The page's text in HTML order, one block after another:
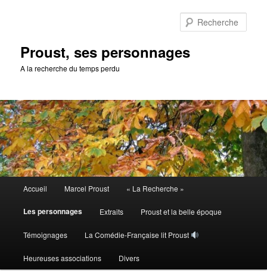
Proust, ses personnages
A la recherche du temps perdu
principal
Accueil Marcel Proust « La Recherche »
Les personnages Extraits Proust et la belle époque
Témoignages La Comédie-Française lit Proust
Heureuses associations Divers